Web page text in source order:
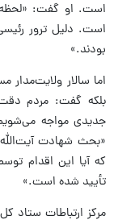
است. او گفت:
است. دلیل ترور
بودند.»
اما سالار
بلکه گفت: مردم دقت
جدیدی مواجه
«بحث شهادت
که آیا این اقدام
تأیید شده است.»
مرکز ارتباطات ستاد